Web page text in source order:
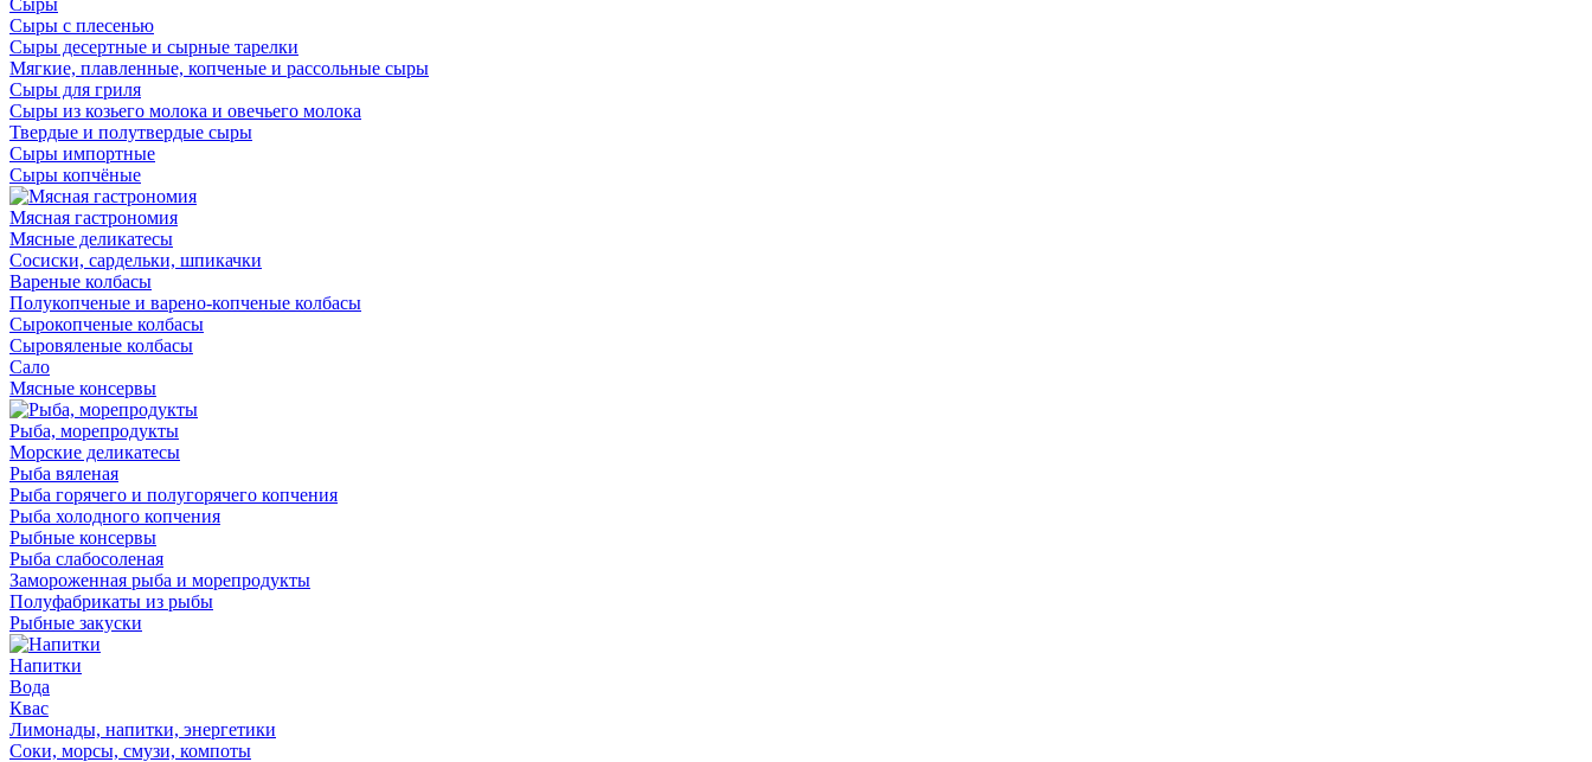
Сыры
Сыры с плесенью
Сыры десертные и сырные тарелки
Мягкие, плавленные, копченые и рассольные сыры
Сыры для гриля
Сыры из козьего молока и овечьего молока
Твердые и полутвердые сыры
Сыры импортные
Сыры копчёные
Мясная гастрономия
Мясные деликатесы
Сосиски, сардельки, шпикачки
Вареные колбасы
Полукопченые и варено-копченые колбасы
Сырокопченые колбасы
Сыровяленые колбасы
Сало
Мясные консервы
Рыба, морепродукты
Морские деликатесы
Рыба вяленая
Рыба горячего и полугорячего копчения
Рыба холодного копчения
Рыбные консервы
Рыба слабосоленая
Замороженная рыба и морепродукты
Полуфабрикаты из рыбы
Рыбные закуски
Напитки
Вода
Квас
Лимонады, напитки, энергетики
Соки, морсы, смузи, компоты